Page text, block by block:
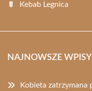
Kebab Legnica
NAJNOWSZE WPISY
Kobieta